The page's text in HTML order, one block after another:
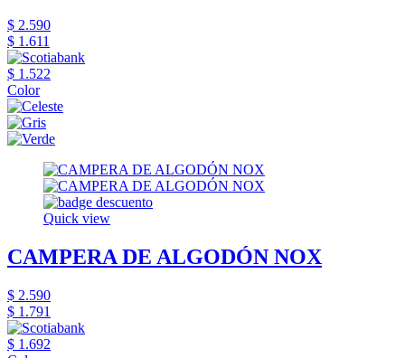
$ 2.590
$ 1.611
$ 1.522
Color
Quick view
CAMPERA DE ALGODÓN NOX
$ 2.590
$ 1.791
$ 1.692